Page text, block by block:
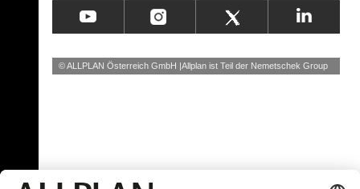
© ALLPLAN Österreich GmbH Allplan ist Teil der Nemetschek Group